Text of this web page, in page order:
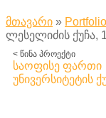
მთავარი » Portfolio
ლესელიძის ქუჩა,
< წინა პროექტი
საოფისე ფართი
უნივერსიტეტის